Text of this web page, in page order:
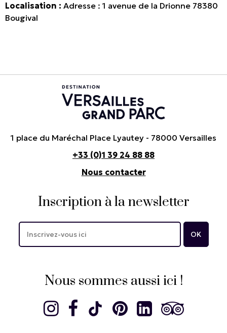
Localisation : Adresse : 1 avenue de la Drionne 78380
Bougival
1 place du Maréchal Place Lyautey - 78000 Versailles
+33 (0)1 39 24 88 88
Nous contacter
Inscription à la newsletter
Nous sommes aussi ici !